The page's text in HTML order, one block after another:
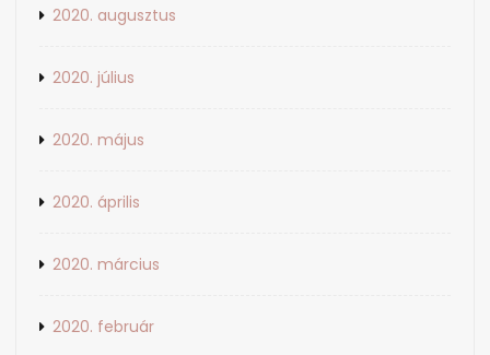
2020. augusztus
2020. július
2020. május
2020. április
2020. március
2020. február